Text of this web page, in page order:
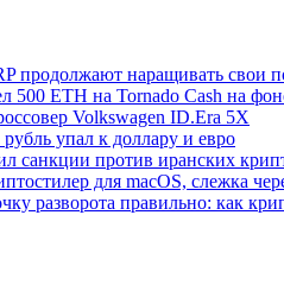
продолжают наращивать свои
500 ETH на Tornado Cash на
Volkswagen ID.Era 5X
упал к доллару и евро
против иранских
для macOS, слежка
разворота правильно: как